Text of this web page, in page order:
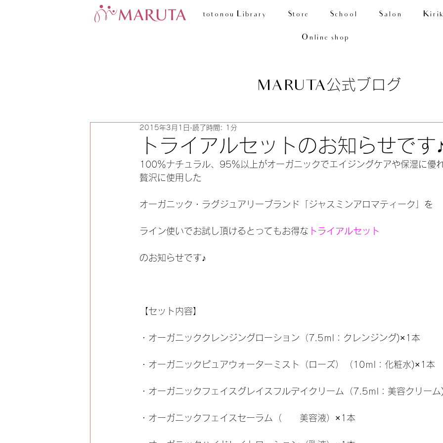
totonou Library Store School Salon
Online shop
MARUTA公式ブログ
トライアルセットのお知らせです
2015年3月1日 読了時間: 1分
100％ナチュラル、95％以上がオーガニックでエイジングケアや保湿に優
贅沢に使用した
オーガニック・ラグジュアリーブランド「ジャスミンアロマティーク」を
ライン使いでお試し頂けるとってもお得な トライアルセット
のお知らせです♪
【セット内容】
・オーガニッククレンジングローション（7.5ｍl：クレンジング)×1本
・オーガニックピュアウォーターミスト（ローズ）（10ｍl：化粧水)×1本
・オーガニックフェイスグレイスフルデイクリーム（7.5ｍl：美容クリー
・オーガニックフェイスセーラム（　　美容液）×1本